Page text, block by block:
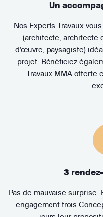
Un
Nos Experts Travaux
(architecte, architecte
d'œuvre, paysagiste)
projet. Bénéficiez
Travaux MMA offerte
3
Pas de mauvaise
engagement trois